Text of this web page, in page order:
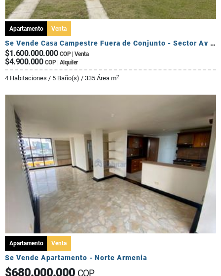
Apartamento Venta
Se Vende Casa Campestre Fuera de Conjunto - Sector Av Centenario
$1.600.000.000 COP | Venta
$4.900.000 COP | Alquiler
4 Habitaciones / 5 Baño(s) / 335 Área m2
Apartamento Venta
Se Vende Apartamento - Norte Armenia
$680.000.000 COP